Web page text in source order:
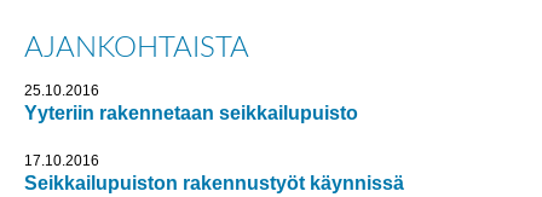
SEIKKAILU­PUISTOT
AJANKOHTAISTA
TIETOA PALVELUSTA
AJANKOHTAISTA
25.10.2016
Yyteriin rakennetaan seikkailupuisto
17.10.2016
Seikkailupuiston rakennustyöt käynnissä